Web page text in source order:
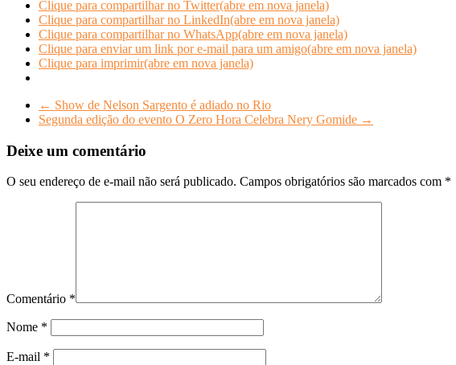
Clique para compartilhar no Twitter(abre em nova janela)
Clique para compartilhar no LinkedIn(abre em nova janela)
Clique para compartilhar no WhatsApp(abre em nova janela)
Clique para enviar um link por e-mail para um amigo(abre em nova janela)
Clique para imprimir(abre em nova janela)
← Show de Nelson Sargento é adiado no Rio
Segunda edição do evento O Zero Hora Celebra Nery Gomide →
Deixe um comentário
O seu endereço de e-mail não será publicado. Campos obrigatórios são marcados com *
Comentário *
Nome *
E-mail *